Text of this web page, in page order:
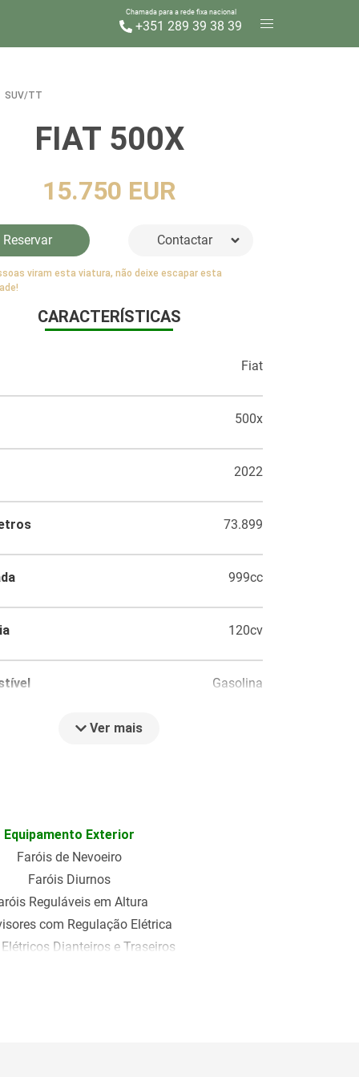
Chamada para a rede fixa nacional
+351 289 39 38 39
SUV/TT
FIAT 500X
15.750 EUR
Reservar Contactar
viram esta viatura, não deixe escapar esta
CARACTERÍSTICAS
Fiat
500x
2022
73.899
999cc
120cv
Gasolina
Ver mais
Equipamento Exterior
Faróis de Nevoeiro
Faróis Diurnos
Reguláveis em Altura
com Regulação Elétrica
Dianteiros e Traseiros